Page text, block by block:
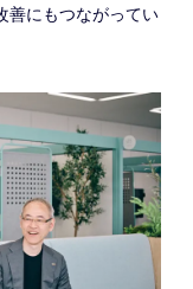
善にもつながってい